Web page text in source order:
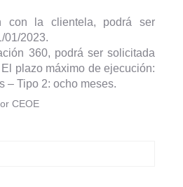
con la clientela, podrá ser
01/2023.
360, podrá ser solicitada
plazo máximo de ejecución:
– Tipo 2: ocho meses.
CEOE